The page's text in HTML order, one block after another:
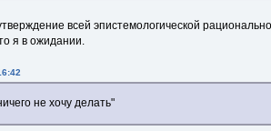
всей эпистемологической
я в ожидании.
не хочу делать"